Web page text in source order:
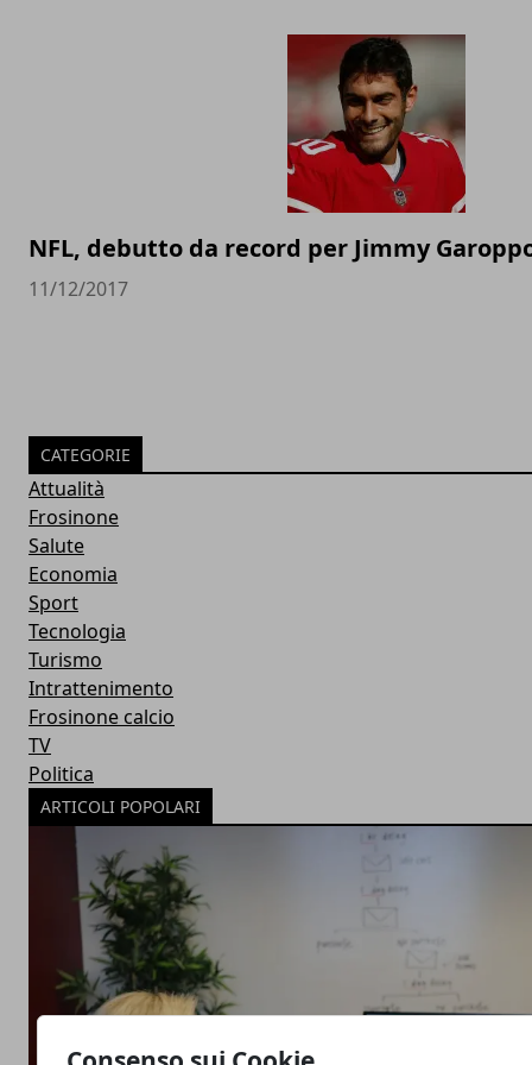
NFL, debutto da record per Jimmy
11/12/2017
CATEGORIE
Attualità
Frosinone
Salute
Economia
Sport
Tecnologia
Turismo
Intrattenimento
Frosinone calcio
TV
Politica
ARTICOLI POPOLARI